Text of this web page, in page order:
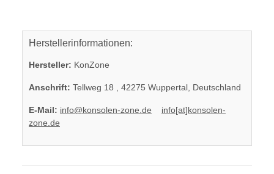
Herstellerinformationen:
Hersteller: KonZone
Anschrift: Tellweg 18 , 42275 Wuppertal, Deutschland
E-Mail: info@konsolen-zone.de
info[at]konsolen-
zone.de